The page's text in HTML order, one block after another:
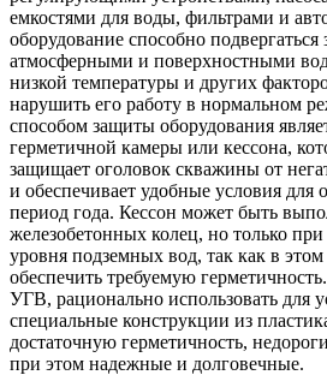
емкостями для воды, фильтрами и
оборудование способно подвергаться
атмосферными и поверхностными
низкой температуры и других
нарушить его работу в нормальном
способом защиты оборудования
герметичной камеры или кессона,
защищает оголовок скважины от
и обеспечивает удобные условия
период года. Кессон может быть
железобетонных колец, но только
уровня подземных вод, так как в этом
обеспечить требуемую
УГВ, рационально использовать для
специальные конструкции из
достаточную герметичность,
при этом надежные и долговечные.